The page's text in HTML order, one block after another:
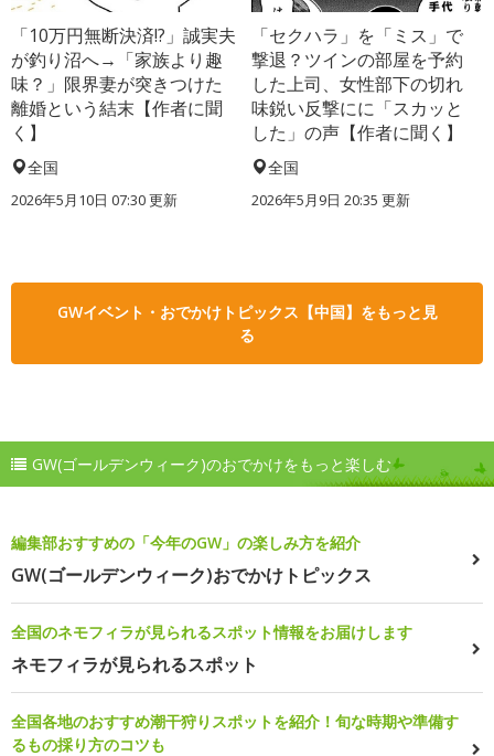
「10万円無断決済!?」誠実夫
が釣り沼へ→「家族より趣
味？」限界妻が突きつけた
離婚という結末【作者に聞
く】
全国
2026年5月10日 07:30 更新
「セクハラ」を「ミス」で
撃退？ツインの部屋を予約
した上司、女性部下の切れ
味鋭い反撃にに「スカッと
した」の声【作者に聞く】
全国
2026年5月9日 20:35 更新
GWイベント・おでかけトピックス【中国】をもっと見
る
GW(ゴールデンウィーク)のおでかけをもっと楽しむ
編集部おすすめの「今年のGW」の楽しみ方を紹介
GW(ゴールデンウィーク)おでかけトピックス
全国のネモフィラが見られるスポット情報をお届けします
ネモフィラが見られるスポット
全国各地のおすすめ潮干狩りスポットを紹介！旬な時期や準備す
るもの採り方のコツも